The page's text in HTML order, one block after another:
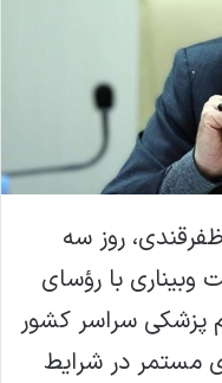
روز سه
در نشست وبیناری با رؤسای
پزشکی سراسر کشور
مستمر در شرایط